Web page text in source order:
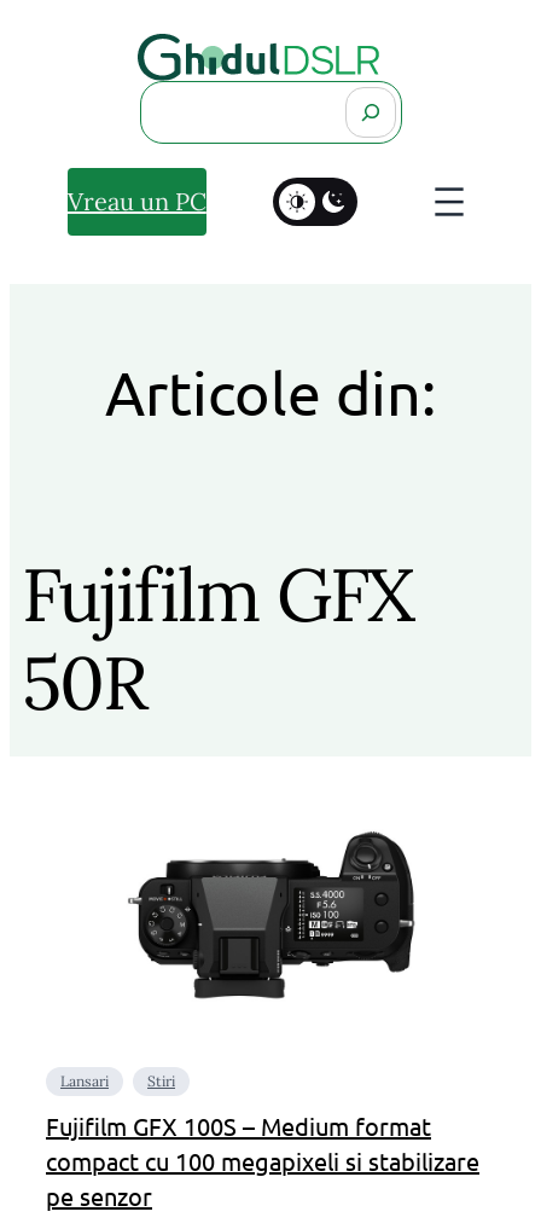
Search
Vreau un PC
Articole din:
Fujifilm GFX
50R
Lansari Stiri
Fujifilm GFX 100S – Medium format
compact cu 100 megapixeli si stabilizare
pe senzor